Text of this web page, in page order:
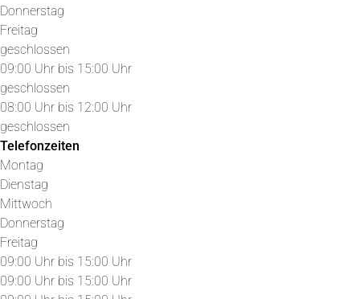
Donnerstag
Freitag
geschlossen
09:00 Uhr bis 15:00 Uhr
geschlossen
08:00 Uhr bis 12:00 Uhr
geschlossen
Telefonzeiten
Montag
Dienstag
Mittwoch
Donnerstag
Freitag
09:00 Uhr bis 15:00 Uhr
09:00 Uhr bis 15:00 Uhr